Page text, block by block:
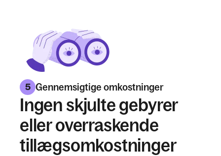
5 Gennemsigtige omkostninger
Ingen skjulte gebyrer
eller overraskende
tillægsomkostninger